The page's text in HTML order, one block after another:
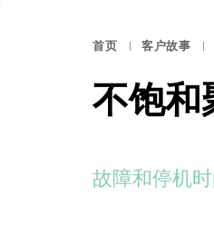
首页 客户故事
不饱和
故障和停机时